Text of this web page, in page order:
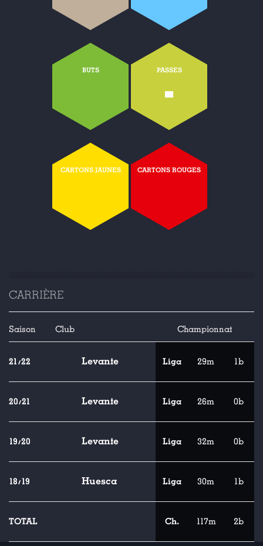
BUTS PASSES
-
CARTONS JAUNES CARTONS ROUGES
CARRIÈRE
Saison Club Championnat
21/22 Levante Liga 29m 1b
20/21 Levante Liga 26m 0b
19/20 Levante Liga 32m 0b
18/19 Huesca Liga 30m 1b
TOTAL Ch. 117m 2b